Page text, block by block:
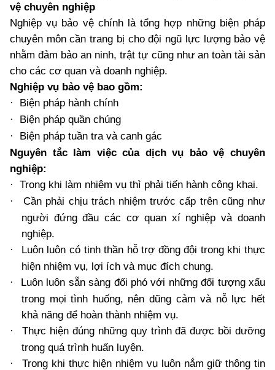
vệ chuyên nghiệp
Nghiệp vụ bảo vệ chính là tổng hợp những biện pháp
chuyên môn cần trang bị cho đội ngũ lực lượng bảo vệ
nhằm đảm bảo an ninh, trật tự cũng như an toàn tài sản
cho các cơ quan và doanh nghiệp.
Nghiệp vụ bảo vệ bao gồm:
· Biện pháp hành chính
· Biện pháp quần chúng
·
Biện pháp tuần tra và canh gác
Nguyên tắc làm việc của dịch vụ bảo vệ chuyên
nghiệp:
· Trong khi làm nhiệm vụ thì phải tiến hành công khai.
·
Cần phải chịu trách nhiệm trước cấp trên cũng như
người đứng đầu các cơ quan xí nghiệp và doanh
nghiệp.
·
Luôn luôn có tinh thần hỗ trợ đồng đội trong khi thực
hiện nhiệm vụ, lợi ích và mục đích chung.
·
Luôn luôn sẵn sàng đối phó với những đối tượng xấu
trong mọi tình huống, nên dũng cảm và nỗ lực hết
khả năng để hoàn thành nhiệm vụ.
·
Thực hiện đúng những quy trình đã được bồi dưỡng
trong quá trình huấn luyện.
·
Trong khi thực hiện nhiệm vụ luôn nắm giữ thông tin